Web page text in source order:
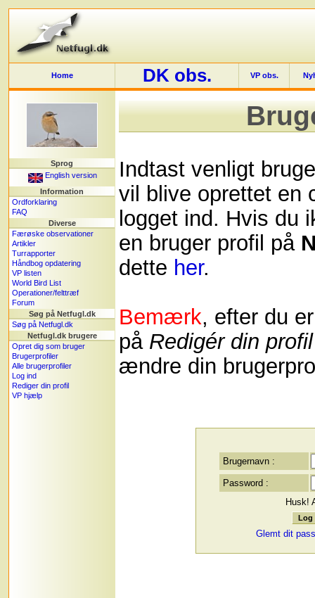
Home DK obs. VP obs.
Sprog
English version
Information
Ordforklaring
FAQ
Diverse
Færøske observationer
Artikler
Turrapporter
Håndbog opdatering
VP listen
World Bird List
Operationer/felttræf
Forum
Søg på Netfugl.dk
Søg på Netfugl.dk
Netfugl.dk brugere
Opret dig som bruger
Brugerprofiler
Alle brugerprofiler
Log ind
Rediger din profil
VP hjælp
Indtast venligt
vil blive oprettet en
logget ind. Hvis du
en bruger profil på
dette her.
Bemærk, efter du
på Redigér din profil
ændre din
Brugernavn :
Password :
Husk!
Glemt dit